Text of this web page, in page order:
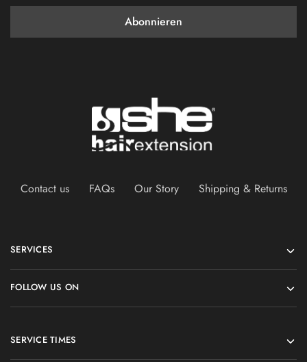
Contact us FAQs Our Story Shipping & Returns
SERVICES
FOLLOW US ON
SERVICE TIMES